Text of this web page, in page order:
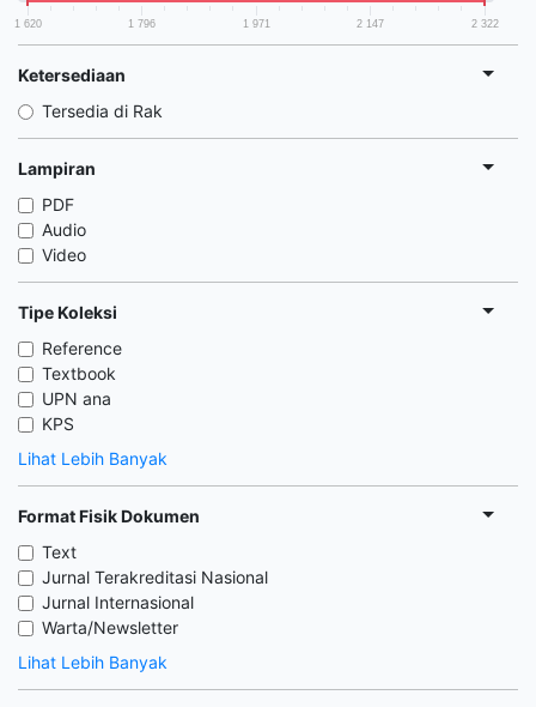
1 620 1 796 1 971 2 147 2 322
Ketersediaan
Tersedia di Rak
Lampiran
PDF
Audio
Video
Tipe Koleksi
Reference
Textbook
UPN ana
KPS
Lihat Lebih Banyak
Format Fisik Dokumen
Text
Jurnal Terakreditasi Nasional
Jurnal Internasional
Warta/Newsletter
Lihat Lebih Banyak